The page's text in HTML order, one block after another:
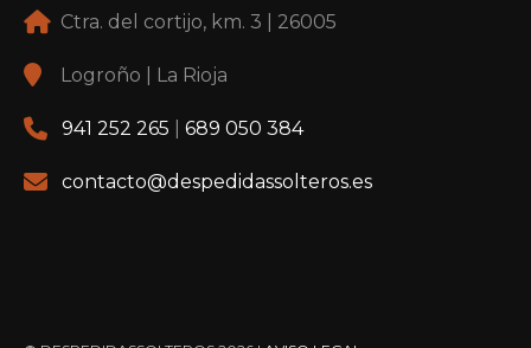
Ctra. del cortijo, km. 3 | 26005
Logroño | La Rioja
941 252 265 689 050 384
contacto@despedidassolteros.es